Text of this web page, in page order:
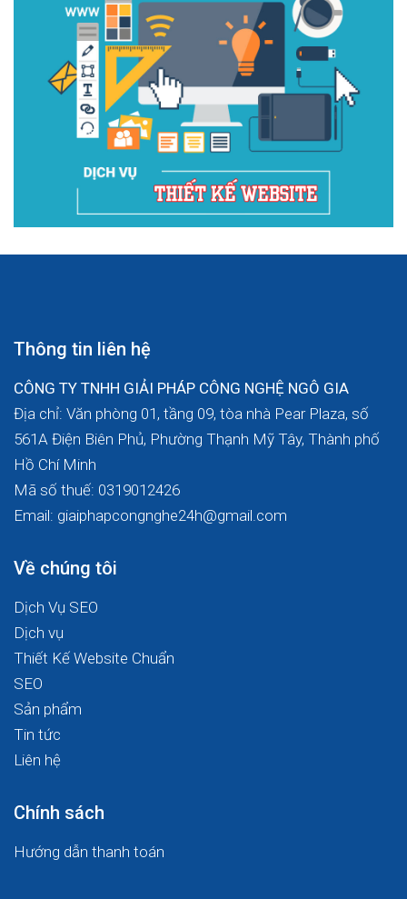
Thông tin liên hệ
CÔNG TY TNHH GIẢI PHÁP CÔNG NGHỆ NGÔ GIA
Địa chỉ: Văn phòng 01, tầng 09, tòa nhà Pear Plaza, số
561A Điện Biên Phủ, Phường Thạnh Mỹ Tây, Thành phố
Hồ Chí Minh
Mã số thuế: 0319012426
Email: giaiphapcongnghe24h@gmail.com
Về chúng tôi
Dịch Vụ SEO
Dịch vụ
Thiết Kế Website Chuẩn
SEO
Sản phẩm
Tin tức
Liên hệ
Chính sách
Hướng dẫn thanh toán